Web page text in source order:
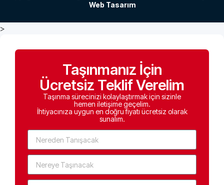
Web Tasarım
>
Taşınmanız İçin
Ücretsiz Teklif Verelim
Taşınma sürecinizi kolaylaştırmak için sizinle
hemen iletişime geçelim.
İhtiyacınıza uygun en doğru fiyatı ücretsiz olarak
sunalım.